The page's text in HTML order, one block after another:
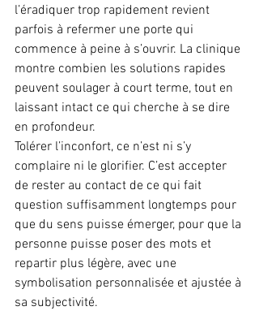
l’éradiquer trop rapidement revient
parfois à refermer une porte qui
commence à peine à s’ouvrir. La clinique
montre combien les solutions rapides
peuvent soulager à court terme, tout en
laissant intact ce qui cherche à se dire
en profondeur.
Tolérer l’inconfort, ce n’est ni s’y
complaire ni le glorifier. C’est accepter
de rester au contact de ce qui fait
question suffisamment longtemps pour
que du sens puisse émerger, pour que la
personne puisse poser des mots et
repartir plus légère, avec une
symbolisation personnalisée et ajustée à
sa subjectivité.